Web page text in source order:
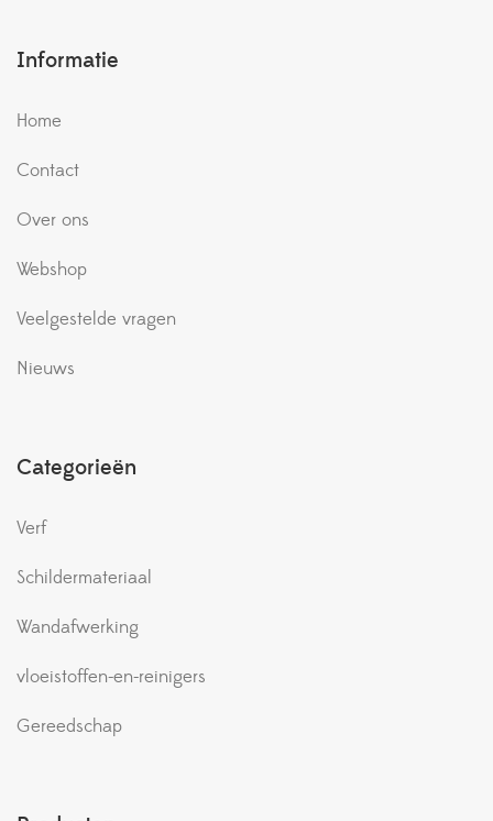
Informatie
Home
Contact
Over ons
Webshop
Veelgestelde vragen
Nieuws
Categorieën
Verf
Schildermateriaal
Wandafwerking
vloeistoffen-en-reinigers
Gereedschap